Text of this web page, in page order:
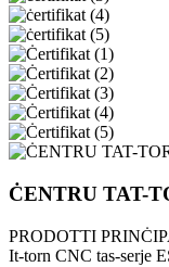
ĊENTRU TAT-
PRODOTTI
It-torn CNC tas-serje